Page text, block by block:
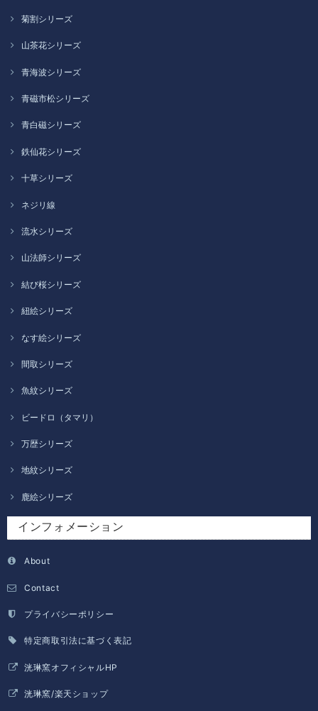
菊割シリーズ
山茶花シリーズ
青海波シリーズ
青磁市松シリーズ
青白磁シリーズ
鉄仙花シリーズ
十草シリーズ
ネジリ線
流水シリーズ
山法師シリーズ
結び桜シリーズ
紐絵シリーズ
なす絵シリーズ
間取シリーズ
魚紋シリーズ
ビードロ（タマリ）
万歴シリーズ
地紋シリーズ
鹿絵シリーズ
インフォメーション
About
Contact
プライバシーポリシー
特定商取引法に基づく表記
洸琳窯オフィシャルHP
洸琳窯/楽天ショップ